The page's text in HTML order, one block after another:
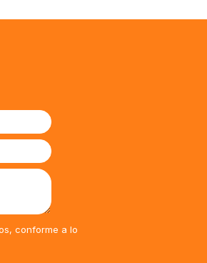
conforme a lo